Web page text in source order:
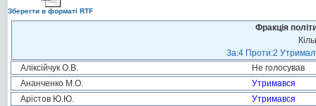
Зберегти в форматі RTF
Фракція
За:4 Проти:2
Аліксійчук О.В.
Не голосував
Ананченко М.О.
Утримався
Арістов Ю.Ю.
Утримався